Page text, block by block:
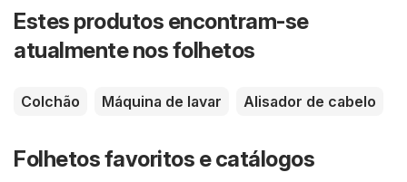
Estes produtos encontram-se
atualmente nos folhetos
Colchão Máquina de lavar Alisador de cabelo
Folhetos favoritos e catálogos